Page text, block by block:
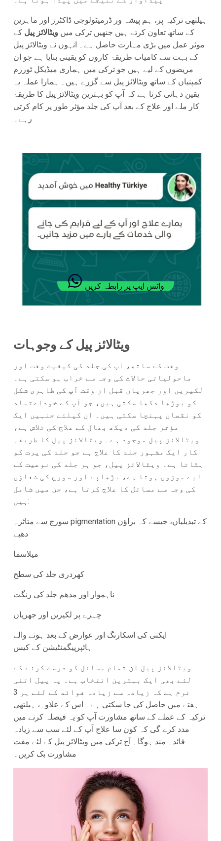
ہیلتھی ترکیہ پر، ہم پیشہ ور ڈرمیٹولوجی ڈاکٹرز اور ماہرین
کے ساتھ تعاون کرتے ہیں جنھیں ترکی میں ویٹالائز پیل کے
موثر عمل میں بڑی مہارت حاصل ہے۔ انہوں نے ویٹالائز پیل
کے بہت سے کامیاب طریقۂ کاروں کو یقینی بنایا ہے جو ان
مریضوں کے لیے ہیں جو ترکی میں ہماری میڈیکل ٹورزم
کمپنیاں کے ساتھ ویٹالائز پیل سے گزرے ہیں۔ ہمارا عملہ یہ
یقین دہانی کرتا ہے کہ آپ کو بہترین ویٹالائز پیل کا طریقۂ
کار ملے اور علاج کے بعد آپ کی جلد مؤثر طور پر کام کرتی
رہے۔
واٹس ایپ پر رابطہ کریں
ویٹالائز پیل کے وجوہات
وقت کے ساتھ، آپ کی جلد کی کیفیت وقت اور
ماحولیاتی حالات کی وجہ سے خراب ہو سکتی ہے۔
لکیریں اور جھریاں قبل از وقت آپ کی ظاہری شکل
کو بوڑھا دکھا سکتی ہیں، جو آپ کے خوداعتماد
کو نقصان پہنچا سکتی ہیں۔ ان کیلئے جنہیں ایک
مؤثر جلد کی دیکھ بھال کے علاج کی تلاش ہے،
ویٹالائز پیل موجود ہے۔ ویٹالائز پیل کا طریقہ
کار ایک مشہور جلد کا علاج ہے جو جلد کی پرت کو
ہٹاتا ہے۔ ویٹالائز پیل، جو ہر جلد کی نوعیت کے
لیے موزوں ہوتا ہے، بڑھاپے اور سورج کی شعاؤں
کی وجہ سے مسائل کا علاج کرتا ہے، جن میں شامل
ہیں:
سورج سے متاثرہ pigmentation کے تبدیلیاں، جیسے کہ براؤن
دھبے
میلاسما
کھردری جلد کی سطح
ناہموار اور مدھم جلد کی رنگت
چہرے پر لکیریں اور جھریاں
ایکنی کی اسکارنگ اور عوارض کے بعد ہونے والے
ہائپرپیگمنٹیشن کے کیس
ویٹالائز پیل ان تمام مسائل کو درست کرنے کے
لئے بھی ایک بہترین انتخاب ہے۔ یہ پیل اتنی
نرم ہے کہ زیادہ سے زیادہ فوائد کے لئے ہر 3
ہفتے میں حاصل کی جا سکتی ہے۔ اس کے علاوہ، ہیلتھی
ترکیہ کے عملے کے ساتھ مشاورت آپ کو یہ فیصلہ کرنے میں
مدد کرے گی کہ کون سا علاج آپ کے لئے سب سے زیادہ
فائدہ مند ہوگا۔ آج ترکی میں ویٹالائز پیل کے لئے مفت
مشاورت بک کریں۔